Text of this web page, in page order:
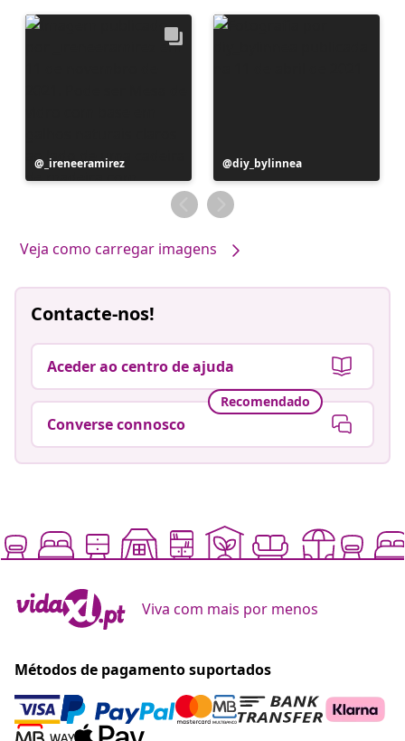
Postagem
publicada
_ireneeramirez
Postagem
publicada
por
diy_bylinnea
Veja como carregar imagens
Contacte-nos!
Aceder ao centro de ajuda
Recomendado
Converse connosco
Viva com mais por menos
Métodos de pagamento suportados